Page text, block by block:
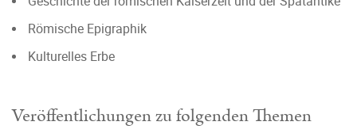
Römische Epigraphik
Kulturelles Erbe
Veröffentlichungen zu folgenden Themen